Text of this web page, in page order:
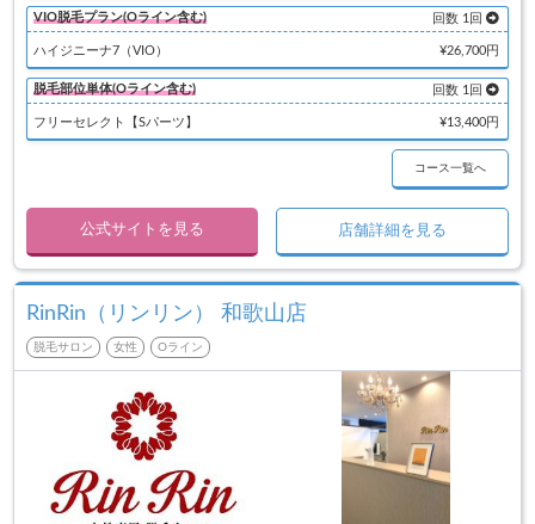
VIO脱毛プラン(Oライン含む) 回数 1回
ハイジニーナ7（VIO） ¥26,700円
脱毛部位単体(Oライン含む) 回数 1回
フリーセレクト【Sパーツ】 ¥13,400円
コース一覧へ
公式サイトを見る 店舗詳細を見る
RinRin（リンリン） 和歌山店
脱毛サロン 女性 Oライン